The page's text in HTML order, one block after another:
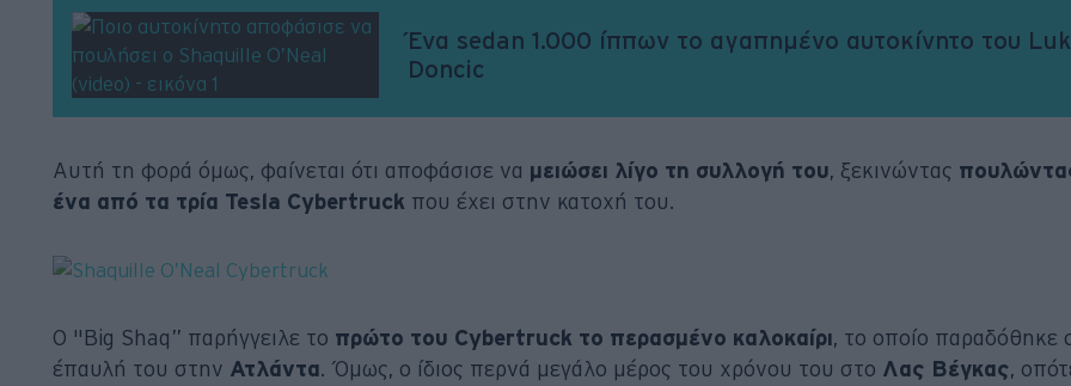
Ένα sedan 1.000 ίππων το αγαπημένο αυτοκίνητο του
Doncic
Αυτή τη φορά όμως, φαίνεται ότι αποφάσισε να μειώσει λίγο τη συλλογή του, ξεκινώντας
ένα από τα τρία Tesla Cybertruck που έχει στην κατοχή του.
Ο "Big Shaq” παρήγγειλε το πρώτο του Cybertruck το περασμένο καλοκαίρι, το οποίο παραδόθηκε
έπαυλή του στην Ατλάντα. Όμως, ο ίδιος περνά μεγάλο μέρος του χρόνου του στο Λας Βέγκας,